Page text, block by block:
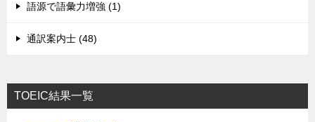
語源で語彙力増強 (1)
通訳案内士 (48)
TOEIC結果一覧